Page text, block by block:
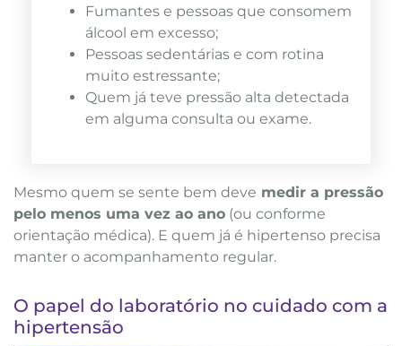
Fumantes e pessoas que consomem
álcool em excesso;
Pessoas sedentárias e com rotina
muito estressante;
Quem já teve pressão alta detectada
em alguma consulta ou exame.
Mesmo quem se sente bem deve medir a pressão
pelo menos uma vez ao ano (ou conforme
orientação médica). E quem já é hipertenso precisa
manter o acompanhamento regular.
O papel do laboratório no cuidado com a
hipertensão